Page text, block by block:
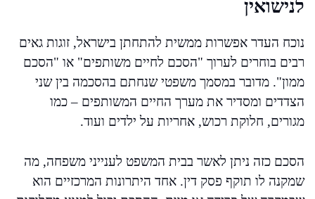
לנישואין
נוכח העדר אפשרות ממשית להתחתן בישראל, זוגות גאים
רבים בוחרים לערוך "הסכם לחיים משותפים" או "הסכם
ממון". מדובר במסמך משפטי שנחתם בהסכמה בין שני
הצדדים ומסדיר את מערך החיים המשותפים – כמו
מגורים, חלוקת רכוש, אחריות על ילדים ועוד.
הסכם כזה ניתן לאשר בבית המשפט לענייני משפחה, מה
שמקנה לו תוקף פסק דין. אחד היתרונות המרכזיים הוא